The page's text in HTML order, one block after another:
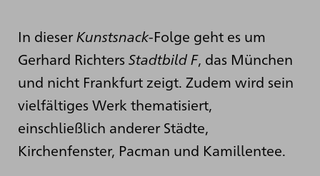
In dieserKunstsnack-Folge geht es um
Gerhard Richters Stadtbild F, das München
und nicht Frankfurt zeigt. Zudem wird sein
vielfältiges Werk thematisiert,
einschließlich anderer Städte,
Kirchenfenster, Pacman und Kamillentee.